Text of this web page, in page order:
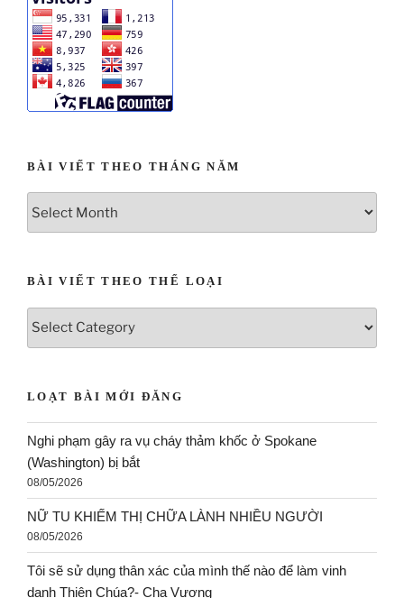
BÀI VIẾT THEO THÁNG NĂM
BÀI VIẾT THEO THỂ LOẠI
LOẠT BÀI MỚI ĐĂNG
Nghi phạm gây ra vụ cháy thảm khốc ở Spokane
(Washington) bị bắt
08/05/2026
NỮ TU KHIẾM THỊ CHỮA LÀNH NHIỀU NGƯỜI
08/05/2026
Tôi sẽ sử dụng thân xác của mình thế nào để làm vinh
danh Thiên Chúa?- Cha Vương